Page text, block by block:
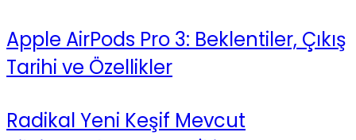
Apple AirPods Pro 3: Beklentiler, Çıkış
Tarihi ve Özellikler
Radikal Yeni Keşif Mevcut